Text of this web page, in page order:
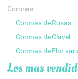
Coronas
Coronas de Rosas
Coronas de Clavel
Coronas de Flor
Los mas